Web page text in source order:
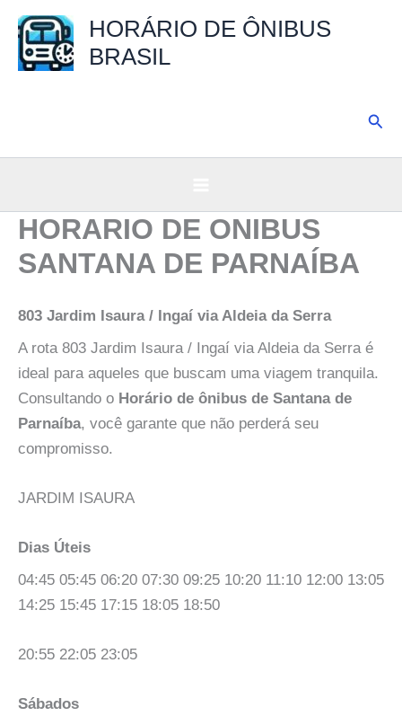
para
HORÁRIO DE ÔNIBUS
BRASIL
HORARIO DE ONIBUS
SANTANA DE PARNAÍBA
803 Jardim Isaura / Ingaí via Aldeia da Serra
A rota 803 Jardim Isaura / Ingaí via Aldeia da Serra é
ideal para aqueles que buscam uma viagem tranquila.
Consultando o Horário de ônibus de Santana de
Parnaíba, você garante que não perderá seu
compromisso.
JARDIM ISAURA
Dias Úteis
04:45 05:45 06:20 07:30 09:25 10:20 11:10 12:00 13:05
14:25 15:45 17:15 18:05 18:50
20:55 22:05 23:05
Sábados